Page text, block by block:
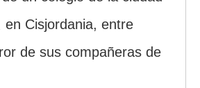
en Cisjordania, entre
de sus compañeras de